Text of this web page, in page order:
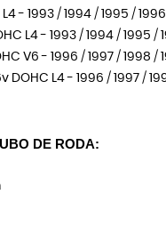
- 1993 / 1994 / 1995 /
L4 - 1993 / 1994 / 1995 /
V6 - 1996 / 1997 / 1998
DOHC L4 - 1996 / 1997 /
DE RODA: